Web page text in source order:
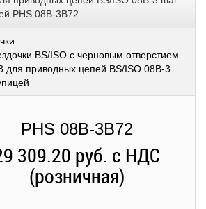
PHS 08B-3B72
BS/ISO с черновым отверстием
для приводных цепей BS/ISO 08B-3
PHS 08B-3B72
309.20 руб. с НДС
(розничная)